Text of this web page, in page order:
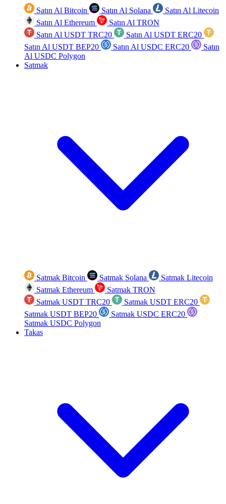
Satın Al Bitcoin Satın Al Solana
Satın Al Litecoin
Satın Al Ethereum
Satın Al TRON
Satın Al USDT TRC20
Satın Al USDT ERC20
Satın Al USDT BEP20
Satın Al USDC ERC20
Satın
Al USDC Polygon
Satmak
Satmak Bitcoin Satmak Solana
Satmak Litecoin
Satmak Ethereum
Satmak TRON
Satmak USDT TRC20
Satmak USDT ERC20
Satmak USDT BEP20
Satmak USDC ERC20
Satmak USDC Polygon
Takas